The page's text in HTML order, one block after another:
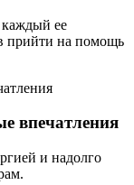
каждый ее
прийти на помощь
впечатления
и надолго